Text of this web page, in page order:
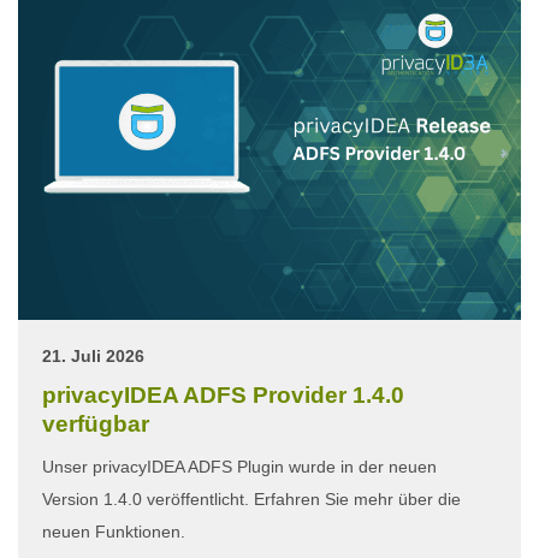
21. Juli 2026
privacyIDEA ADFS Provider 1.4.0
verfügbar
Unser privacyIDEA ADFS Plugin wurde in der neuen
Version 1.4.0 veröffentlicht. Erfahren Sie mehr über die
neuen Funktionen.